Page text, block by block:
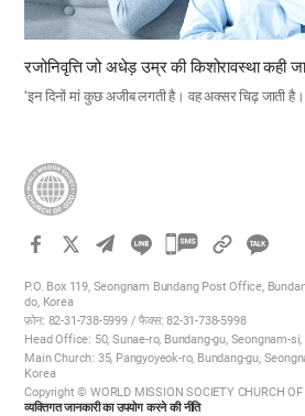
रजोनिवृत्ति जो अधेड़ उम्र की किशोरावस्था कही
‘इन दिनों मां कुछ अजीब लगती है। वह अक्सर चिढ़ जाती
카
오
톡
공
하
P.O. Box 119, Seongnam Bundang Post Office,
do, Korea
फ़ोन: 82-31-738-5999 / फैक्स: 82-31-738-5998
Head Office: 50, Sunae-ro, Bundang-gu, Seongnam-
Main Church: 35, Pangyoyeok-ro, Bundang-gu,
Korea
Copyright © WORLD MISSION SOCIETY CHURCH
व्यक्तिगत जानकारी का उपयोग करने की नीति